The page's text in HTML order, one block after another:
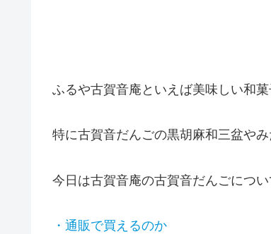
ふるや古賀音庵といえば美味しい和菓
特に古賀音だんごの黒胡麻和三盆や
今日は古賀音庵の古賀音だんごについ
・通販で買えるのか